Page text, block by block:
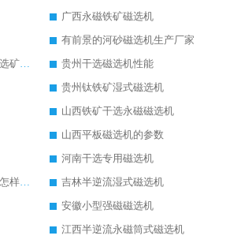
广西永磁铁矿磁选机
有前景的河砂磁选机生产厂家
什么牌子的河砂磁选机选矿效果好
贵州干选磁选机性能
贵州钛铁矿湿式磁选机
山西铁矿干选永磁磁选机
山西平板磁选机的参数
河南干选专用磁选机
贵州矿山用干选磁选机怎样调磁
吉林半逆流湿式磁选机
安徽小型强磁磁选机
江西半逆流永磁筒式磁选机